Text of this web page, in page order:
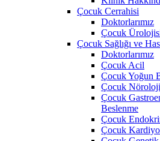
Çocuk Cerrahisi
Doktorlarımız
Çocuk
Çocuk Sağlığı ve
Doktorlarımız
Çocuk Acil
Çocuk Yoğun
Çocuk
Çocuk
Beslenme
Çocuk
Çocuk